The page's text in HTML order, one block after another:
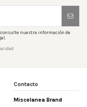
consulte nuestra información de
Contacto
Miscelanea Brand